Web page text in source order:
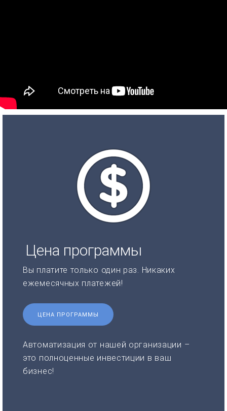
Цена программы
Вы платите только один раз. Никаких
ежемесячных платежей!
ЦЕНА ПРОГРАММЫ
Автоматизация от нашей организации –
это полноценные инвестиции в ваш
бизнес!